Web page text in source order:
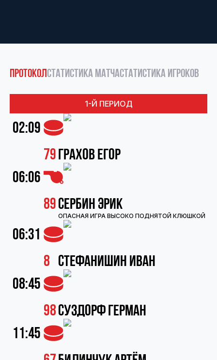
протоколстатистика матчастатистика игроков
1-Й ПЕРИОД
02:09
79Грахов Егор
06:06
89Сербин Эрик
ОПАСНАЯ ИГРА ВЫСОКО ПОДНЯТОЙ КЛЮШКОЙ
06:31
8 Стефанишин Иван
08:45
98Суздорф Герман
11:45